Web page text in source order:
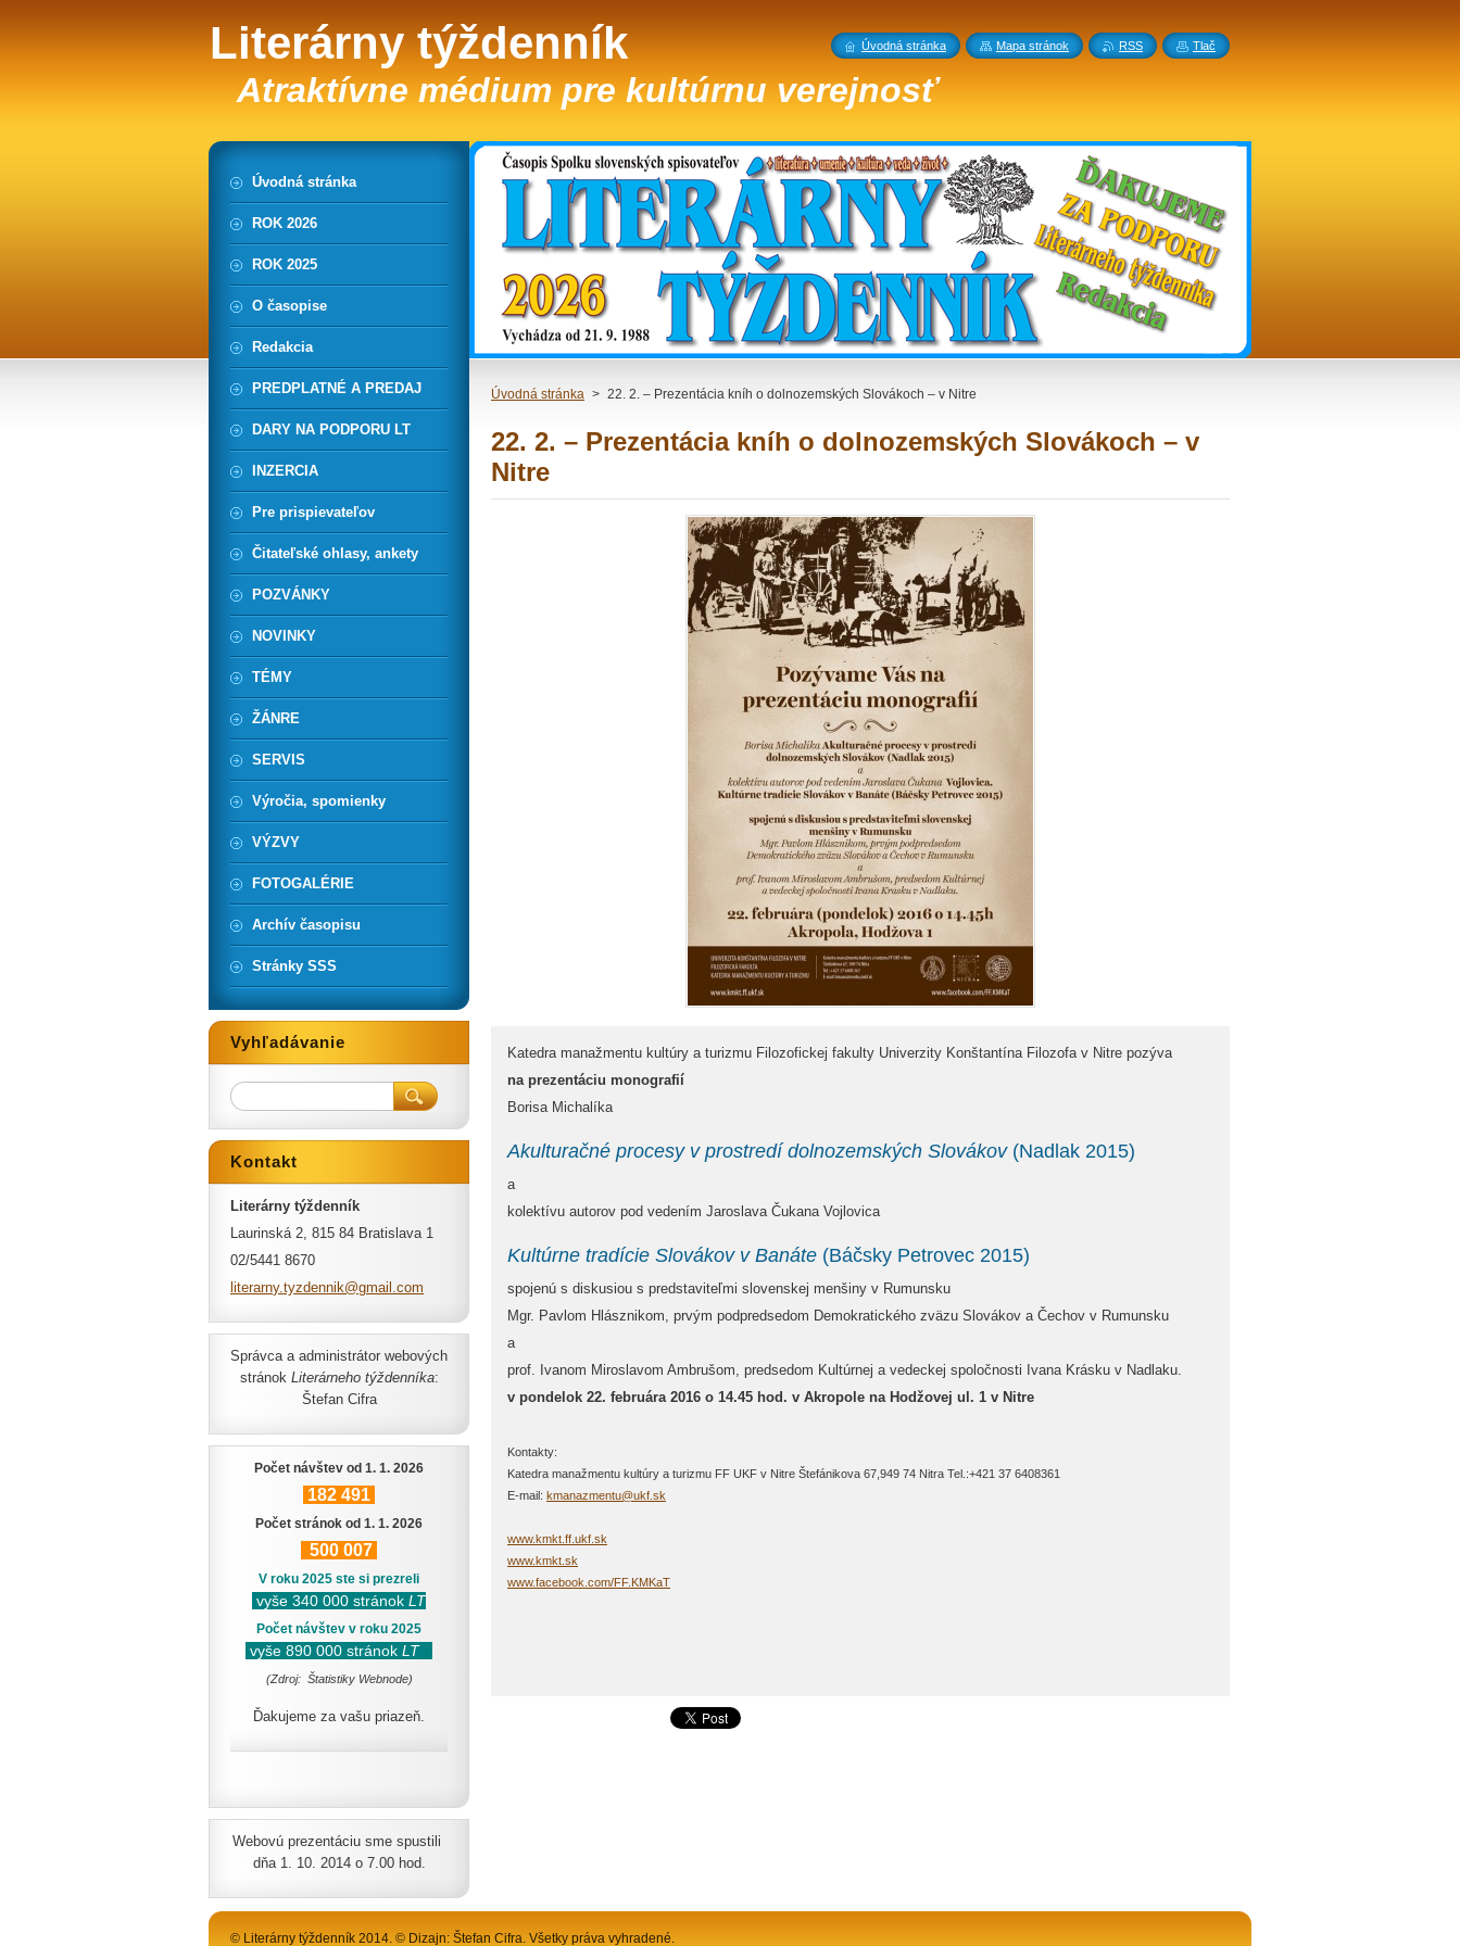
Literárny týždenník
Atraktívne médium pre kultúrnu verejnosť
Úvodná stránka > 22. 2. – Prezentácia kníh o dolnozemských Slovákoch – v Nitre
22. 2. – Prezentácia kníh o dolnozemských Slovákoch – v
Nitre
Katedra manažmentu kultúry a turizmu Filozofickej fakulty Univerzity Konštantína Filozofa v Nitre pozýva
na prezentáciu monografií
Borisa Michalíka
Akulturačné procesy v prostredí dolnozemských Slovákov(Nadlak 2015)
a
kolektívu autorov pod vedením Jaroslava Čukana Vojlovica
Kultúrne tradície Slovákov v Banáte (Báčsky Petrovec 2015)
spojenú s diskusiou s predstaviteľmi slovenskej menšiny v Rumunsku
Mgr. Pavlom Hlásznikom, prvým podpredsedom Demokratického zväzu Slovákov a Čechov v Rumunsku
a
prof. Ivanom Miroslavom Ambrušom, predsedom Kultúrnej a vedeckej spoločnosti Ivana Krásku v Nadlaku.
v pondelok 22. februára 2016 o 14.45 hod. v Akropole na Hodžovej ul. 1 v Nitre
Kontakty:
Katedra manažmentu kultúry a turizmu FF UKF v Nitre Štefánikova 67,949 74 Nitra Tel.:+421 37 6408361
E-mail: kmanazmentu@ukf.sk
www.kmkt.ff.ukf.sk
www.kmkt.sk
www.facebook.com/FF.KMKaT
Úvodná stránka
ROK 2026
ROK 2025
O časopise
Redakcia
PREDPLATNÉ A PREDAJ
DARY NA PODPORU LT
INZERCIA
Pre prispievateľov
Čitateľské ohlasy, ankety
POZVÁNKY
NOVINKY
TÉMY
ŽÁNRE
SERVIS
Výročia, spomienky
VÝZVY
FOTOGALÉRIE
Archív časopisu
Stránky SSS
Vyhľadávanie
Kontakt
Literárny týždenník
Laurinská 2, 815 84 Bratislava 1
02/5441 8670
literarny.tyzdennik@gmai l.com
Správca a administrátor webových
stránok Literárneho týždenníka:
Štefan Cifra
Počet návštev od 1. 1. 2026
182 491
Počet stránok od 1. 1. 2026
500 007
V roku 2025 ste si prezreli
vyše 340 000 stránok LT
Počet návštev v roku 2025
vyše 890 000 stránok LT
(Zdroj: Štatistiky Webnode)
Ďakujeme za vašu priazeň.
Webovú prezentáciu sme spustili
dňa 1. 10. 2014 o 7.00 hod.
© Literárny týždenník 2014. © Dizajn: Štefan Cifra. Všetky práva vyhradené.
Úvodná stránka Mapa stránok RSS Tlač